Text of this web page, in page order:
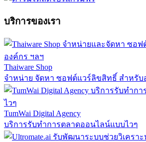
บริการของเรา
Thaiware Shop
จำหน่าย จัดหา ซอฟต์แวร์ลิขสิทธิ์ สำหรับ
TumWai Digital Agency
บริการรับทำการตลาดออนไลน์แบบไวๆ